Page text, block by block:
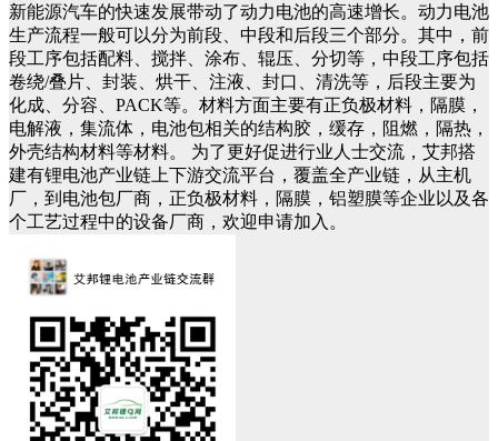
新能源汽车的快速发展带动了动力电池的高速增长。动力电池
生产流程一般可以分为前段、中段和后段三个部分。其中，前
段工序包括配料、搅拌、涂布、辊压、分切等，中段工序包括
卷绕/叠片、封装、烘干、注液、封口、清洗等，后段主要为
化成、分容、PACK等。材料方面主要有正负极材料，隔膜，
电解液，集流体，电池包相关的结构胶，缓存，阻燃，隔热，
外壳结构材料等材料。 为了更好促进行业人士交流，艾邦搭
建有锂电池产业链上下游交流平台，覆盖全产业链，从主机
厂，到电池包厂商，正负极材料，隔膜，铝塑膜等企业以及各
个工艺过程中的设备厂商，欢迎申请加入。